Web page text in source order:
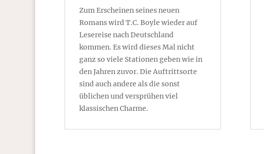
Zum Erscheinen seines neuen
Romans wird T.C. Boyle wieder auf
Lesereise nach Deutschland
kommen. Es wird dieses Mal nicht
ganz so viele Stationen geben wie in
den Jahren zuvor. Die Auftrittsorte
sind auch andere als die sonst
üblichen und versprühen viel
klassischen Charme.